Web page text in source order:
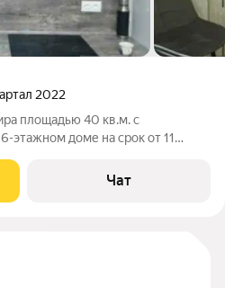
2022
площадью 40 кв.м. с
этажном доме на срок от 11
окна выходят во двор. Во дворе
Чат